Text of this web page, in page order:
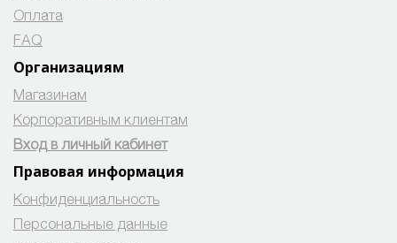
Оплата
FAQ
Организациям
Магазинам
Корпоративным клиентам
Вход в личный кабинет
Правовая информация
Конфиденциальность
Персональные данные